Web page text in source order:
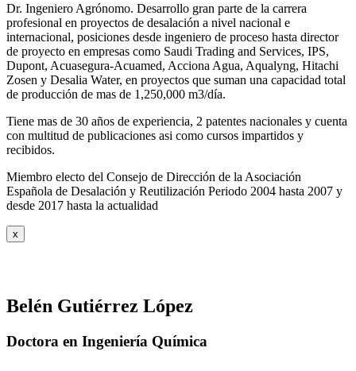
Dr. Ingeniero Agrónomo. Desarrollo gran parte de la carrera
profesional en proyectos de desalación a nivel nacional e
internacional, posiciones desde ingeniero de proceso hasta director
de proyecto en empresas como Saudi Trading and Services, IPS,
Dupont, Acuasegura-Acuamed, Acciona Agua, Aqualyng, Hitachi
Zosen y Desalia Water, en proyectos que suman una capacidad total
de producción de mas de 1,250,000 m3/día.
Tiene mas de 30 años de experiencia, 2 patentes nacionales y cuenta
con multitud de publicaciones asi como cursos impartidos y
recibidos.
Miembro electo del Consejo de Dirección de la Asociación
Española de Desalación y Reutilización Periodo 2004 hasta 2007 y
desde 2017 hasta la actualidad
x
Belén Gutiérrez López
Doctora en Ingeniería Química